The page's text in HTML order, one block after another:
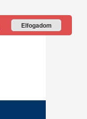
Elfogadom